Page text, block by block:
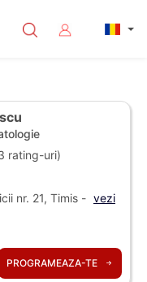
rating-uri)
nr. 21, Timis - vezi
PROGRAMEAZA-TE